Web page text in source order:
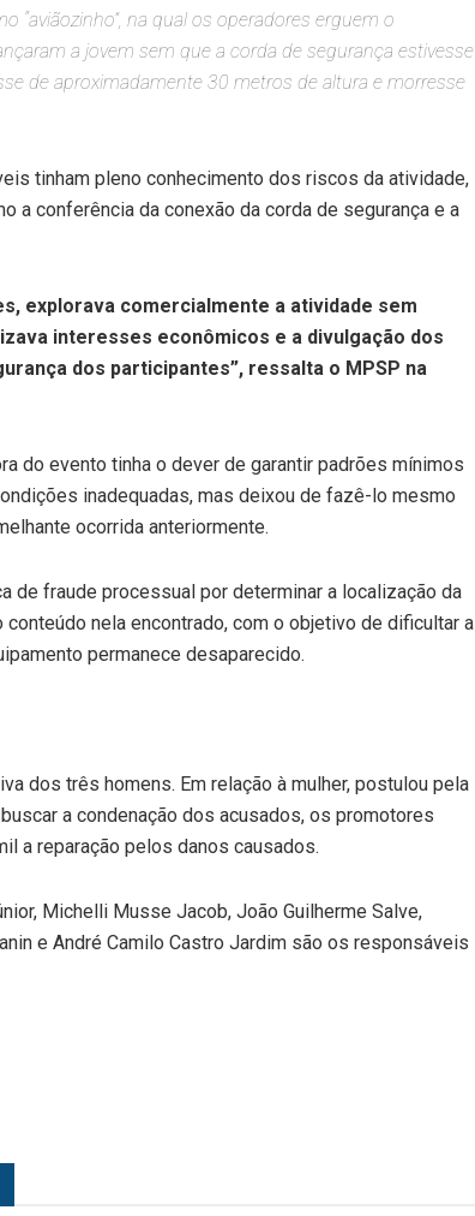
“aviãozinho”, na qual os operadores erguem o
a jovem sem que a corda de segurança estivesse
de aproximadamente 30 metros de altura e morresse
tinham pleno conhecimento dos riscos da atividade,
a conferência da conexão da corda de segurança e a
explorava comercialmente a atividade sem
interesses econômicos e a divulgação dos
dos participantes”, ressalta o MPSP na
do evento tinha o dever de garantir padrões mínimos
inadequadas, mas deixou de fazê-lo mesmo
ocorrida anteriormente.
de fraude processual por determinar a localização da
nela encontrado, com o objetivo de dificultar a
permanece desaparecido.
dos três homens. Em relação à mulher, postulou pela
a condenação dos acusados, os promotores
a reparação pelos danos causados.
Michelli Musse Jacob, João Guilherme Salve,
e André Camilo Castro Jardim são os responsáveis